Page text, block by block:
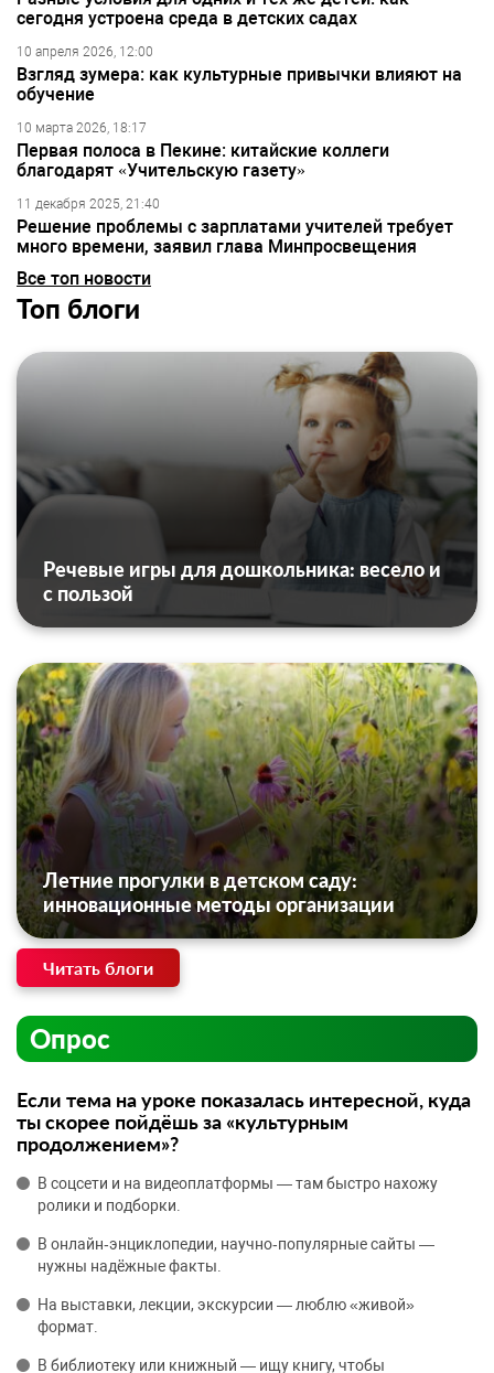
сегодня устроена среда в детских садах
10 апреля 2026, 12:00
Взгляд зумера: как культурные привычки влияют на
обучение
10 марта 2026, 18:17
Первая полоса в Пекине: китайские коллеги
благодарят «Учительскую газету»
11 декабря 2025, 21:40
Решение проблемы с зарплатами учителей требует
много времени, заявил глава Минпросвещения
Все топ новости
Топ блоги
Речевые игры для дошкольника: весело и
с пользой
Летние прогулки в детском саду:
инновационные методы организации
Читать блоги
Опрос
Если тема на уроке показалась интересной, куда
ты скорее пойдёшь за «культурным
продолжением»?
В соцсети и на видеоплатформы — там быстро нахожу
ролики и подборки.
В онлайн‑энциклопедии, научно‑популярные сайты —
нужны надёжные факты.
На выставки, лекции, экскурсии — люблю «живой»
формат.
В библиотеку или книжный — ищу книгу, чтобы